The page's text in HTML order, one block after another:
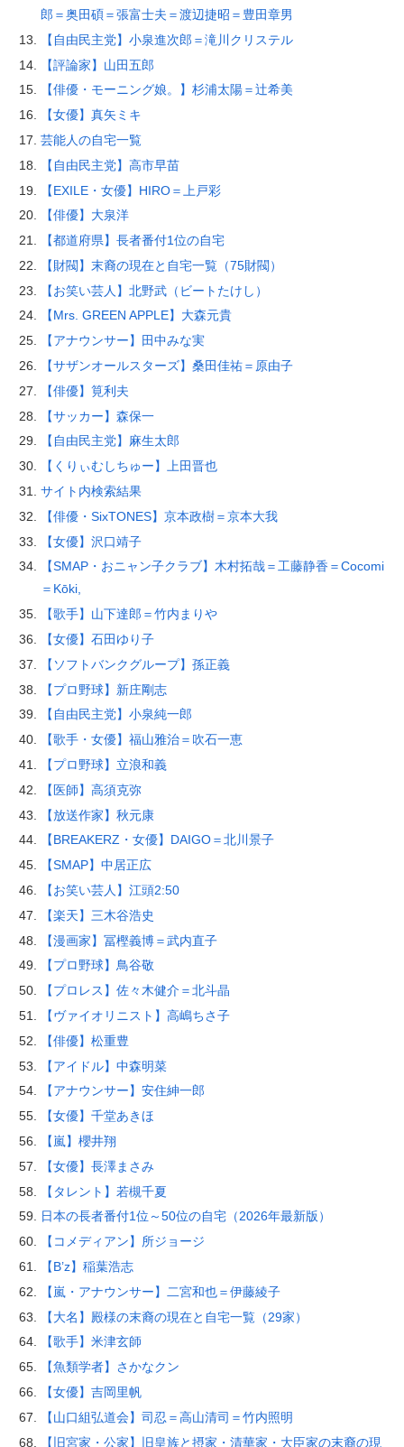
郎＝奥田碩＝張富士夫＝渡辺捷昭＝豊田章男
【自由民主党】小泉進次郎＝滝川クリステル
【評論家】山田五郎
【俳優・モーニング娘。】杉浦太陽＝辻希美
【女優】真矢ミキ
芸能人の自宅一覧
【自由民主党】高市早苗
【EXILE・女優】HIRO＝上戸彩
【俳優】大泉洋
【都道府県】長者番付1位の自宅
【財閥】末裔の現在と自宅一覧（75財閥）
【お笑い芸人】北野武（ビートたけし）
【Mrs. GREEN APPLE】大森元貴
【アナウンサー】田中みな実
【サザンオールスターズ】桑田佳祐＝原由子
【俳優】筧利夫
【サッカー】森保一
【自由民主党】麻生太郎
【くりぃむしちゅー】上田晋也
サイト内検索結果
【俳優・SixTONES】京本政樹＝京本大我
【女優】沢口靖子
【SMAP・おニャン子クラブ】木村拓哉＝工藤静香＝Cocomi
＝Kōki,
【歌手】山下達郎＝竹内まりや
【女優】石田ゆり子
【ソフトバンクグループ】孫正義
【プロ野球】新庄剛志
【自由民主党】小泉純一郎
【歌手・女優】福山雅治＝吹石一恵
【プロ野球】立浪和義
【医師】高須克弥
【放送作家】秋元康
【BREAKERZ・女優】DAIGO＝北川景子
【SMAP】中居正広
【お笑い芸人】江頭2:50
【楽天】三木谷浩史
【漫画家】冨樫義博＝武内直子
【プロ野球】鳥谷敬
【プロレス】佐々木健介＝北斗晶
【ヴァイオリニスト】高嶋ちさ子
【俳優】松重豊
【アイドル】中森明菜
【アナウンサー】安住紳一郎
【女優】千堂あきほ
【嵐】櫻井翔
【女優】長澤まさみ
【タレント】若槻千夏
日本の長者番付1位～50位の自宅（2026年最新版）
【コメディアン】所ジョージ
【B’z】稲葉浩志
【嵐・アナウンサー】二宮和也＝伊藤綾子
【大名】殿様の末裔の現在と自宅一覧（29家）
【歌手】米津玄師
【魚類学者】さかなクン
【女優】吉岡里帆
【山口組弘道会】司忍＝高山清司＝竹内照明
【旧宮家・公家】旧皇族と摂家・清華家・大臣家の末裔の現